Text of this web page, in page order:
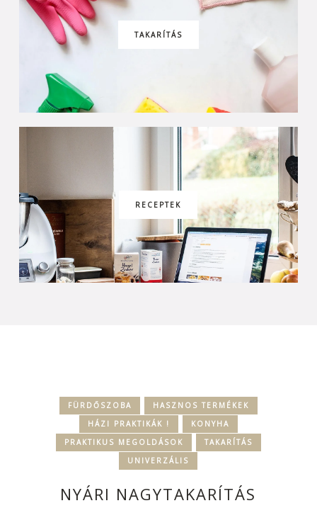
TAKARÍTÁS
RECEPTEK
FÜRDŐSZOBA
HASZNOS TERMÉKEK
HÁZI PRAKTIKÁK !
KONYHA
PRAKTIKUS MEGOLDÁSOK
TAKARÍTÁS
UNIVERZÁLIS
NYÁRI NAGYTAKARÍTÁS